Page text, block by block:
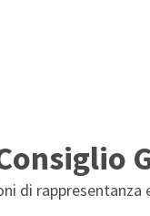
di rappresentanza